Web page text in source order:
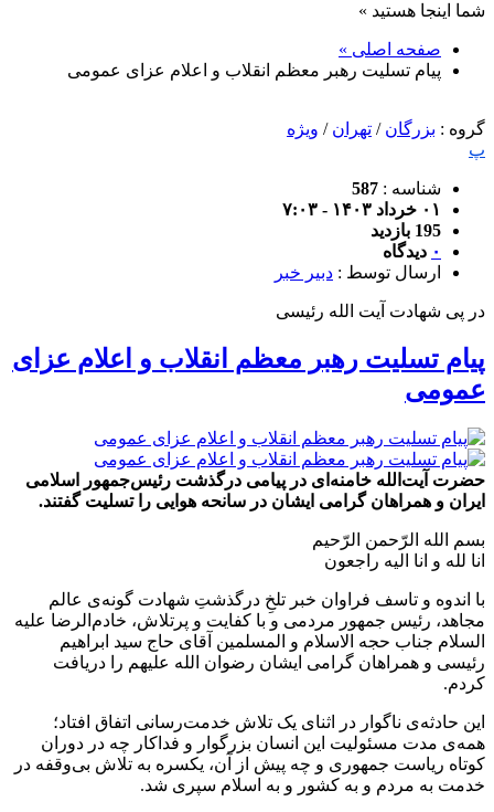
شما اینجا هستید »
صفحه اصلی »
پیام تسلیت رهبر معظم انقلاب و اعلام عزای عمومی
گروه : بزرگان / تهران / ویژه
پ
شناسه : 587
۰۱ خرداد ۱۴۰۳ - ۷:۰۳
195 بازدید
۰ دیدگاه
ارسال توسط : دبیر خبر
در پی شهادت آیت الله رئیسی
پیام تسلیت رهبر معظم انقلاب و اعلام عزای
عمومی
حضرت آیت‌الله خامنه‌ای در پیامی درگذشت رئیس‌جمهور اسلامی
ایران و همراهان گرامی ایشان در سانحه هوایی را تسلیت گفتند.
بسم الله الرّحمن الرّحیم
انا لله و انا الیه راجعون
با اندوه و تاسف فراوان خبر تلخِ درگذشتِ شهادت گونه‌ی عالم
مجاهد، رئیس جمهور مردمی و با کفایت و پرتلاش، خادم‌الرضا علیه
السلام جناب حجه الاسلام و المسلمین آقای حاج سید ابراهیم
رئیسی و همراهان گرامی ایشان رضوان الله علیهم را دریافت
کردم.
این حادثه‌ی ناگوار در اثنای یک تلاش خدمت‌رسانی اتفاق افتاد؛
همه‌ی مدت مسئولیت این انسان بزرگوار و فداکار چه در دوران
کوتاه ریاست جمهوری و چه پیش از آن، یکسره به تلاش بی‌وقفه در
خدمت به مردم و به کشور و به اسلام سپری شد.